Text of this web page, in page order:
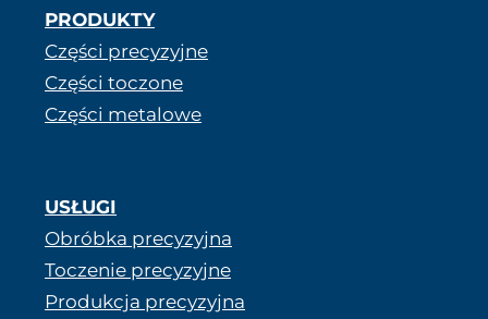
PRODUKTY
Części precyzyjne
Części toczone
Części metalowe
USŁUGI
Obróbka precyzyjna
Toczenie precyzyjne
Produkcja precyzyjna